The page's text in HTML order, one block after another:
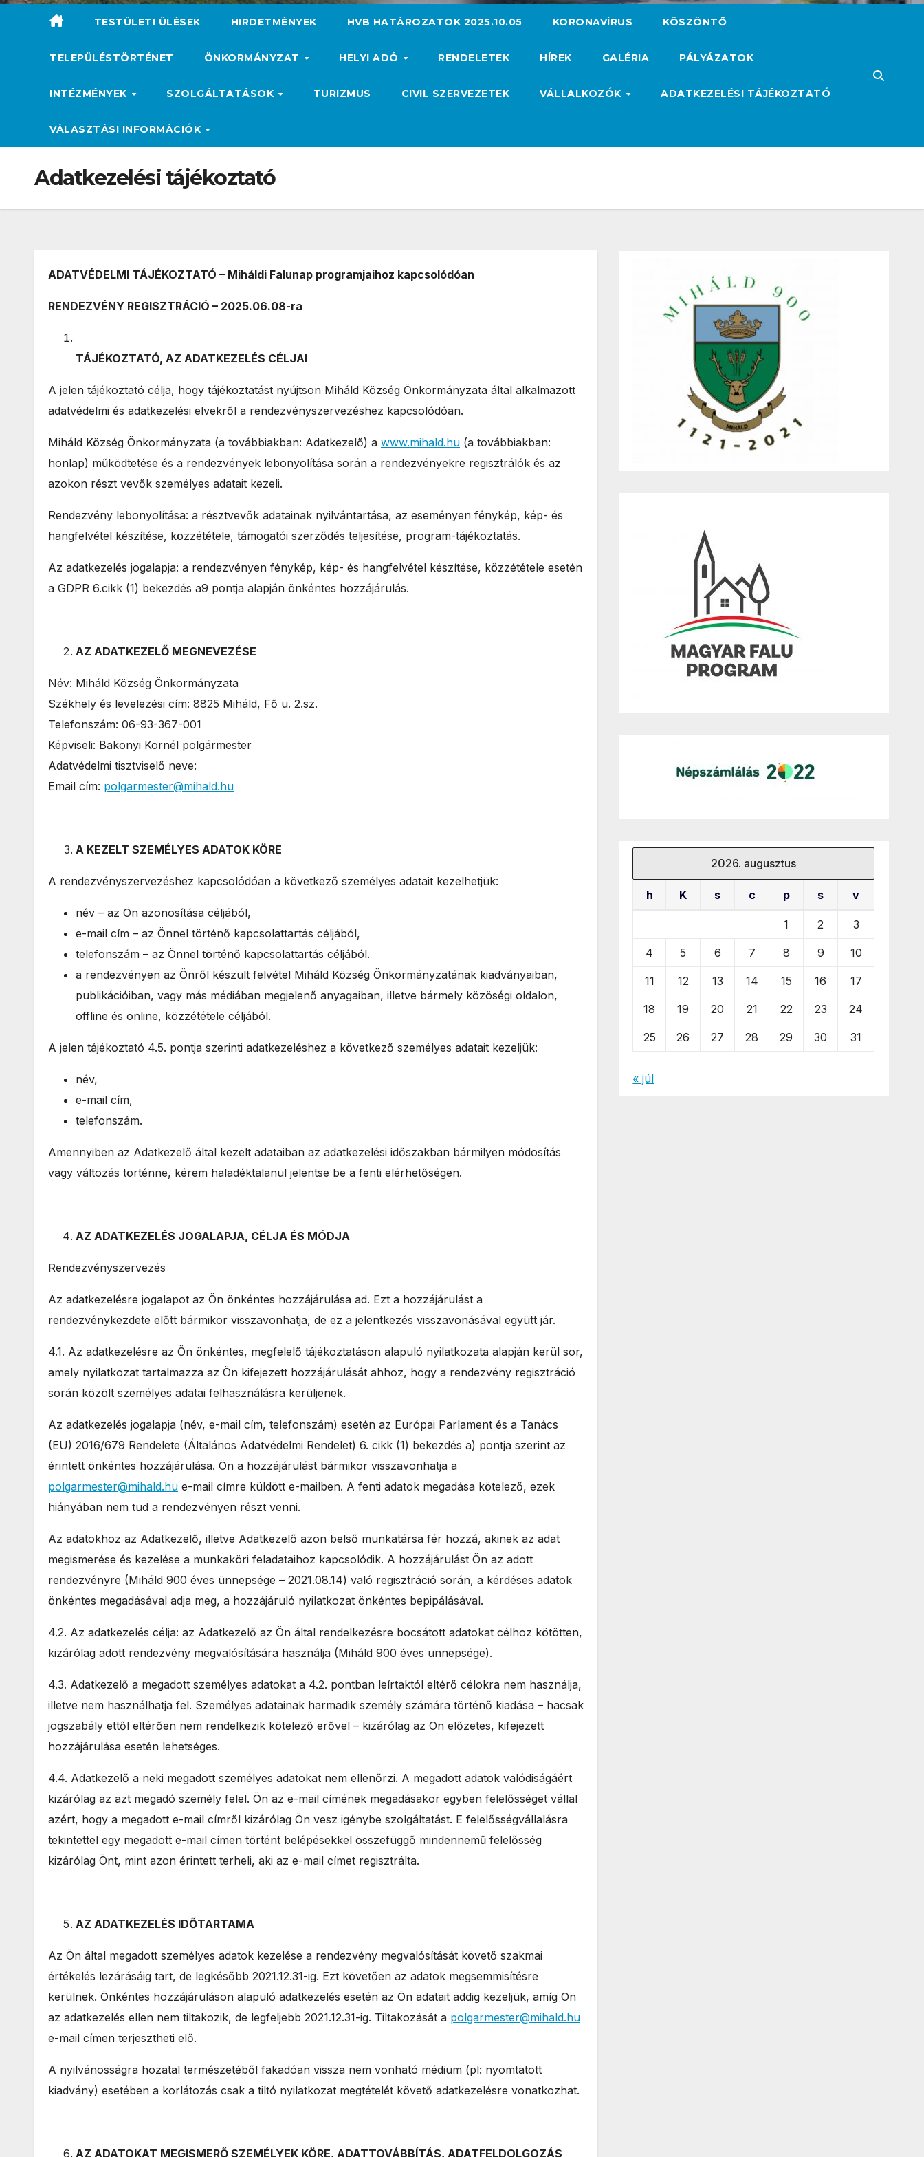
TESTÜLETI ÜLÉSEK HIRDETMÉNYEK HVB HATÁROZATOK 2025.10.05 KORONAVÍRUS KÖSZÖNTŐ
TELEPÜLÉSTÖRTÉNET ÖNKORMÁNYZAT HELYI ADÓ RENDELETEK HÍREK GALÉRIA PÁLYÁZATOK
INTÉZMÉNYEK SZOLGÁLTATÁSOK TURIZMUS CIVIL SZERVEZETEK VÁLLALKOZÓK ADATKEZELÉSI TÁJÉKOZTATÓ
VÁLASZTÁSI INFORMÁCIÓK
Adatkezelési tájékoztató
ADATVÉDELMI TÁJÉKOZTATÓ – Miháldi Falunap programjaihoz kapcsolódóan
RENDEZVÉNY REGISZTRÁCIÓ – 2025.06.08-ra
TÁJÉKOZTATÓ, AZ ADATKEZELÉS CÉLJAI
A jelen tájékoztató célja, hogy tájékoztatást nyújtson Miháld Község Önkormányzata által alkalmazott
adatvédelmi és adatkezelési elvekről a rendezvényszervezéshez kapcsolódóan.
Miháld Község Önkormányzata (a továbbiakban: Adatkezelő) a www.mihald.hu (a továbbiakban:
honlap) működtetése és a rendezvények lebonyolítása során a rendezvényekre regisztrálók és az
azokon részt vevők személyes adatait kezeli.
Rendezvény lebonyolítása: a résztvevők adatainak nyilvántartása, az eseményen fénykép, kép- és
hangfelvétel készítése, közzététele, támogatói szerződés teljesítése, program-tájékoztatás.
Az adatkezelés jogalapja: a rendezvényen fénykép, kép- és hangfelvétel készítése, közzététele esetén
a GDPR 6.cikk (1) bekezdés a9 pontja alapján önkéntes hozzájárulás.
AZ ADATKEZELŐ MEGNEVEZÉSE
Név: Miháld Község Önkormányzata
Székhely és levelezési cím: 8825 Miháld, Fő u. 2.sz.
Telefonszám: 06-93-367-001
Képviseli: Bakonyi Kornél polgármester
Adatvédelmi tisztviselő neve:
Email cím: polgarmester@mihald.hu
A KEZELT SZEMÉLYES ADATOK KÖRE
A rendezvényszervezéshez kapcsolódóan a következő személyes adatait kezelhetjük:
név – az Ön azonosítása céljából,
e-mail cím – az Önnel történő kapcsolattartás céljából,
telefonszám – az Önnel történő kapcsolattartás céljából.
a rendezvényen az Önről készült felvétel Miháld Község Önkormányzatának kiadványaiban,
publikációiban, vagy más médiában megjelenő anyagaiban, illetve bármely közöségi oldalon,
offline és online, közzététele céljából.
A jelen tájékoztató 4.5. pontja szerinti adatkezeléshez a következő személyes adatait kezeljük:
név,
e-mail cím,
telefonszám.
Amennyiben az Adatkezelő által kezelt adataiban az adatkezelési időszakban bármilyen módosítás
vagy változás történne, kérem haladéktalanul jelentse be a fenti elérhetőségen.
AZ ADATKEZELÉS JOGALAPJA, CÉLJA ÉS MÓDJA
Rendezvényszervezés
Az adatkezelésre jogalapot az Ön önkéntes hozzájárulása ad. Ezt a hozzájárulást a
rendezvénykezdete előtt bármikor visszavonhatja, de ez a jelentkezés visszavonásával együtt jár.
4.1. Az adatkezelésre az Ön önkéntes, megfelelő tájékoztatáson alapuló nyilatkozata alapján kerül sor,
amely nyilatkozat tartalmazza az Ön kifejezett hozzájárulását ahhoz, hogy a rendezvény regisztráció
során közölt személyes adatai felhasználásra kerüljenek.
Az adatkezelés jogalapja (név, e-mail cím, telefonszám) esetén az Európai Parlament és a Tanács
(EU) 2016/679 Rendelete (Általános Adatvédelmi Rendelet) 6. cikk (1) bekezdés a) pontja szerint az
érintett önkéntes hozzájárulása. Ön a hozzájárulást bármikor visszavonhatja a
polgarmester@mihald.hu e-mail címre küldött e-mailben. A fenti adatok megadása kötelező, ezek
hiányában nem tud a rendezvényen részt venni.
Az adatokhoz az Adatkezelő, illetve Adatkezelő azon belső munkatársa fér hozzá, akinek az adat
megismerése és kezelése a munkaköri feladataihoz kapcsolódik. A hozzájárulást Ön az adott
rendezvényre (Miháld 900 éves ünnepsége – 2021.08.14) való regisztráció során, a kérdéses adatok
önkéntes megadásával adja meg, a hozzájáruló nyilatkozat önkéntes bepipálásával.
4.2. Az adatkezelés célja: az Adatkezelő az Ön által rendelkezésre bocsátott adatokat célhoz kötötten,
kizárólag adott rendezvény megvalósítására használja (Miháld 900 éves ünnepsége).
4.3. Adatkezelő a megadott személyes adatokat a 4.2. pontban leírtaktól eltérő célokra nem használja,
illetve nem használhatja fel. Személyes adatainak harmadik személy számára történő kiadása – hacsak
jogszabály ettől eltérően nem rendelkezik kötelező erővel – kizárólag az Ön előzetes, kifejezett
hozzájárulása esetén lehetséges.
4.4. Adatkezelő a neki megadott személyes adatokat nem ellenőrzi. A megadott adatok valódiságáért
kizárólag az azt megadó személy felel. Ön az e-mail címének megadásakor egyben felelősséget vállal
azért, hogy a megadott e-mail címről kizárólag Ön vesz igénybe szolgáltatást. E felelősségvállalásra
tekintettel egy megadott e-mail címen történt belépésekkel összefüggő mindennemű felelősség
kizárólag Önt, mint azon érintett terheli, aki az e-mail címet regisztrálta.
AZ ADATKEZELÉS IDŐTARTAMA
Az Ön által megadott személyes adatok kezelése a rendezvény megvalósítását követő szakmai
értékelés lezárásáig tart, de legkésőbb 2021.12.31-ig. Ezt követően az adatok megsemmisítésre
kerülnek. Önkéntes hozzájáruláson alapuló adatkezelés esetén az Ön adatait addig kezeljük, amíg Ön
az adatkezelés ellen nem tiltakozik, de legfeljebb 2021.12.31-ig. Tiltakozását a polgarmester@mihald.hu
e-mail címen terjesztheti elő.
A nyilvánosságra hozatal természetéből fakadóan vissza nem vonható médium (pl: nyomtatott
kiadvány) esetében a korlátozás csak a tiltó nyilatkozat megtételét követő adatkezelésre vonatkozhat.
AZ ADATOKAT MEGISMERŐ SZEMÉLYEK KÖRE, ADATTOVÁBBÍTÁS, ADATFELDOLGOZÁS
2026. augusztus
h K s c p s v
1 2 3
4 5 6 7 8 9 10
11 12 13 14 15 16 17
18 19 20 21 22 23 24
25 26 27 28 29 30 31
« júl